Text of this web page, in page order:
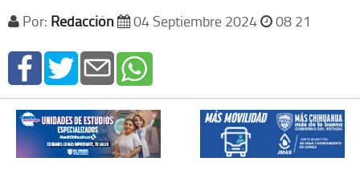
Por: Redacción 04 Septiembre 2024 08 21